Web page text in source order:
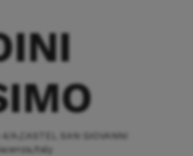
A,CASTEL SAN GIOVANNI